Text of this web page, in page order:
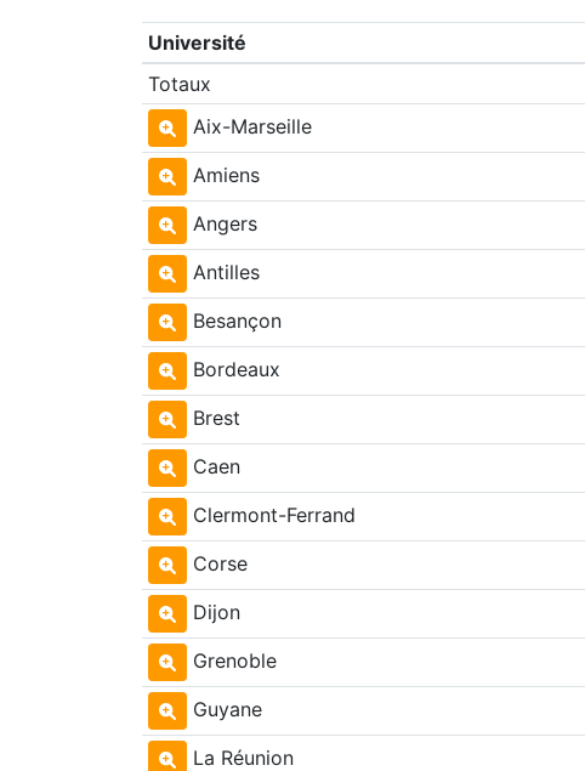
Université
Totaux
Aix-Marseille
Amiens
Angers
Antilles
Besançon
Bordeaux
Brest
Caen
Clermont-Ferrand
Corse
Dijon
Grenoble
Guyane
La Réunion